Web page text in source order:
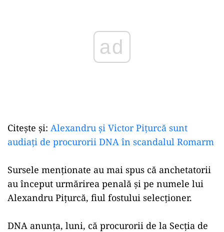
Citește și: Alexandru și Victor Pițurcă sunt
audiați de procurorii DNA în scandalul Romarm
Sursele menţionate au mai spus că anchetatorii
au început urmărirea penală şi pe numele lui
Alexandru Piţurcă, fiul fostului selecţioner.
DNA anunţa, luni, că procurorii de la Secţia de